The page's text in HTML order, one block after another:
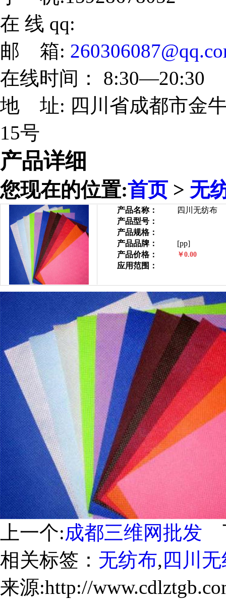
在 线 qq:
邮 箱:
在线时间： 8:30—20:30
地 址: 四川省成都市金
15号
产品详细
您现在的位置:首页> 无
产品名称：
四川无纺布
产品型号：
产品规格：
产品品牌：
[pp]
产品价格：
￥0.00
应用范围：
上一个:成都三维网批发
相关标签： 无纺布,四川
来源:http://